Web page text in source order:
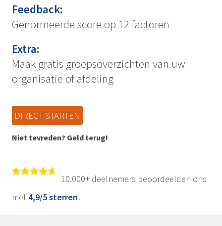
Feedback:
Genormeerde score op 12 factoren
Extra:
Maak gratis groepsoverzichten van uw
organisatie of afdeling
DIRECT STARTEN
Niet tevreden? Geld terug!
10.000+ deelnemers beoordeelden ons
met 4,9/5 sterren!